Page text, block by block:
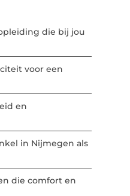
die bij jou
voor een
en
in Nijmegen als
die comfort en